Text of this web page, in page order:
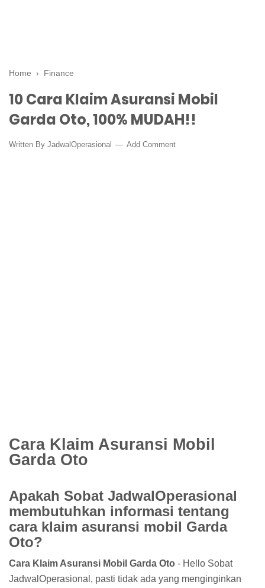
Home › Finance
10 Cara Klaim Asuransi Mobil
Garda Oto, 100% MUDAH!!
Written By JadwalOperasional Add Comment
Cara Klaim Asuransi Mobil
Garda Oto
Apakah Sobat JadwalOperasional
membutuhkan informasi tentang
cara klaim asuransi mobil Garda
Oto?
Cara Klaim Asuransi Mobil Garda Oto - Hello Sobat
JadwalOperasional, pasti tidak ada yang menginginkan